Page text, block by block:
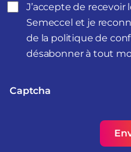
J’accepte de
Semeccel et je
de la politique de
désabonner à tout
Captcha